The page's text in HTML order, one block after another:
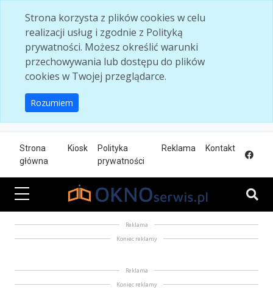
Strona korzysta z plików cookies w celu
realizacji usług i zgodnie z Polityką
prywatności. Możesz określić warunki
przechowywania lub dostępu do plików
cookies w Twojej przeglądarce.
Rozumiem
Strona
główna
Kiosk
Polityka
prywatności
Reklama Kontakt
Reklama
Koniec reklamy
Reklama
Koniec reklamy